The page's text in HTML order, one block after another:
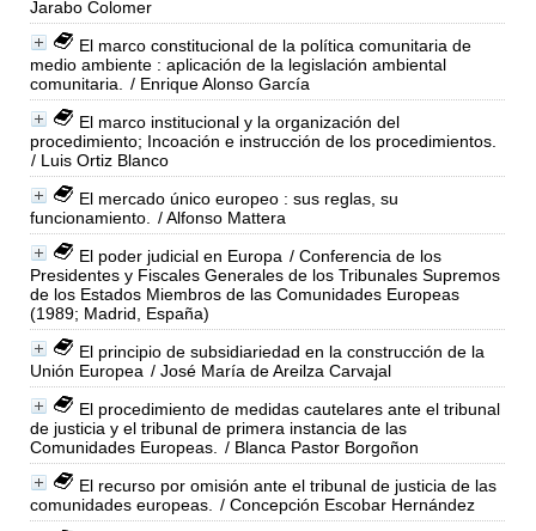
Jarabo Colomer
El marco constitucional de la política comunitaria de
medio ambiente : aplicación de la legislación ambiental
comunitaria.
/ Enrique Alonso García
El marco institucional y la organización del
procedimiento; Incoación e instrucción de los procedimientos.
/ Luis Ortiz Blanco
El mercado único europeo : sus reglas, su
funcionamiento.
/ Alfonso Mattera
El poder judicial en Europa / Conferencia de los
Presidentes y Fiscales Generales de los Tribunales Supremos
de los Estados Miembros de las Comunidades Europeas
(1989; Madrid, España)
El principio de subsidiariedad en la construcción de la
Unión Europea / José María de Areilza Carvajal
El procedimiento de medidas cautelares ante el tribunal
de justicia y el tribunal de primera instancia de las
Comunidades Europeas.
/ Blanca Pastor Borgoñon
El recurso por omisión ante el tribunal de justicia de las
comunidades europeas.
/ Concepción Escobar Hernández